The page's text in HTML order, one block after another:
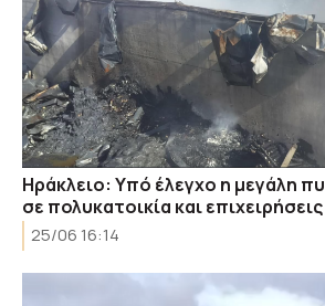
Ηράκλειο: Υπό έλεγχο η μεγάλη
σε πολυκατοικία και επιχειρήσεις
25/06 16:14